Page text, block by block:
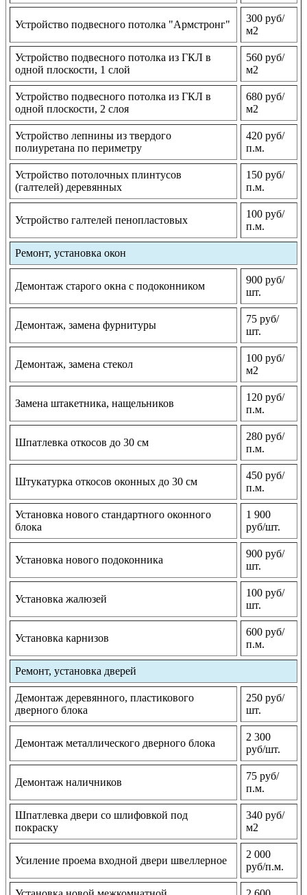
Устройство подвесного потолка "Армстронг"
300 руб/
м2
Устройство подвесного потолка из ГКЛ в
одной плоскости, 1 слой
560 руб/
м2
Устройство подвесного потолка из ГКЛ в
одной плоскости, 2 слоя
680 руб/
м2
Устройство лепнины из твердого
полиуретана по периметру
420 руб/
п.м.
Устройство потолочных плинтусов
(галтелей) деревянных
150 руб/
п.м.
Устройство галтелей пенопластовых
100 руб/
п.м.
Ремонт, установка окон
Демонтаж старого окна с подоконником
900 руб/
шт.
Демонтаж, замена фурнитуры
75 руб/
шт.
Демонтаж, замена стекол
100 руб/
м2
Замена штакетника, нащельников
120 руб/
п.м.
Шпатлевка откосов до 30 см
280 руб/
п.м.
Штукатурка откосов оконных до 30 см
450 руб/
п.м.
Установка нового стандартного оконного
блока
1 900
руб/шт.
Установка нового подоконника
900 руб/
шт.
Установка жалюзей
100 руб/
шт.
Установка карнизов
600 руб/
п.м.
Ремонт, установка дверей
Демонтаж деревянного, пластикового
дверного блока
250 руб/
шт.
Демонтаж металлического дверного блока
2 300
руб/шт.
Демонтаж наличников
75 руб/
п.м.
Шпатлевка двери со шлифовкой под
покраску
340 руб/
м2
Усиление проема входной двери швеллерное
2 000
руб/п.м.